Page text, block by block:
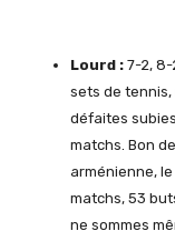
Lourd :7-2, 8-
sets de tennis,
défaites
matchs. Bon
arménienne,
matchs, 53
ne sommes